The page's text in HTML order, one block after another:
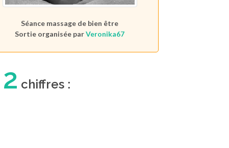
Séance massage de bien être
Sortie organisée parVeronika67
2 chiffres :